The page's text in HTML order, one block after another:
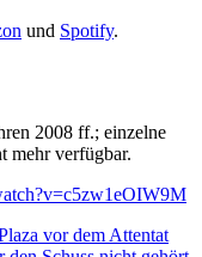
und Spotify.
2008 ff.; einzelne
mehr verfügbar.
vor dem Attentat